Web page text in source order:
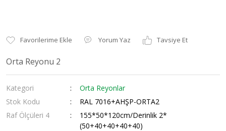
Yorum Yaz Tavsiye Et
Orta Reyonu 2
Kategori
Orta Reyonlar
Stok Kodu
RAL 7016+AHŞP-ORTA2
Raf Ölçüleri 4
155*50*120cm/Derinlik 2*
(50+40+40+40+40)